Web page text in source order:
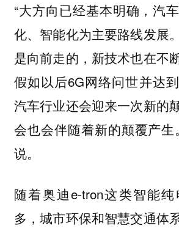
“大方向已经基本明确，汽
化、智能化为主要路线发展
是向前走的，新技术也在不
假如以后6G网络问世并达
汽车行业还会迎来一次新的
会也会伴随着新的颠覆产生
说。
随着奥迪e-tron这类智能
多，城市环保和智慧交通体